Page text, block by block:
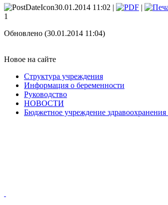
30.01.2014 11:02 |
|
1
Обновлено (30.01.2014 11:04)
Новое на сайте
Структура учреждения
Информация о беременности
Руководство
НОВОСТИ
Бюджетное учреждение